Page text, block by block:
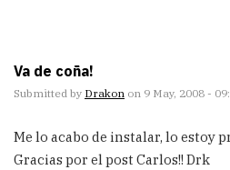
Va de coña!
Submitted by Drakon on 9 May, 2008 -
Me lo acabo de instalar, lo estoy
Gracias por el post Carlos!! Drk